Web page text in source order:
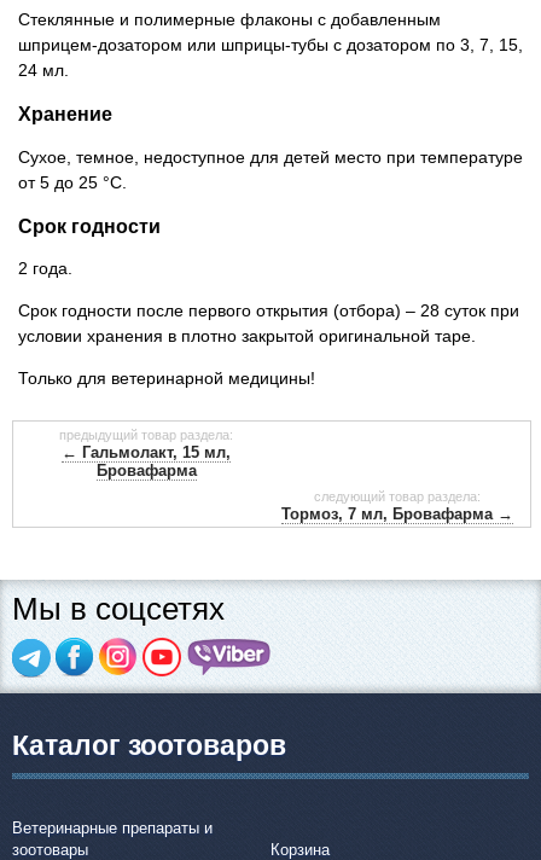
Стеклянные и полимерные флаконы с добавленным
шприцем-дозатором или шприцы-тубы с дозатором по 3, 7, 15,
24 мл.
Хранение
Сухое, темное, недоступное для детей место при температуре
от 5 до 25 °C.
Срок годности
2 года.
Срок годности после первого открытия (отбора) – 28 суток при
условии хранения в плотно закрытой оригинальной таре.
Только для ветеринарной медицины!
предыдущий товар раздела:
← Гальмолакт, 15 мл,
Бровафарма
следующий товар раздела:
Тормоз, 7 мл, Бровафарма →
Мы в соцсетях
Каталог зоотоваров
Ветеринарные препараты и
зоотовары
Корзина